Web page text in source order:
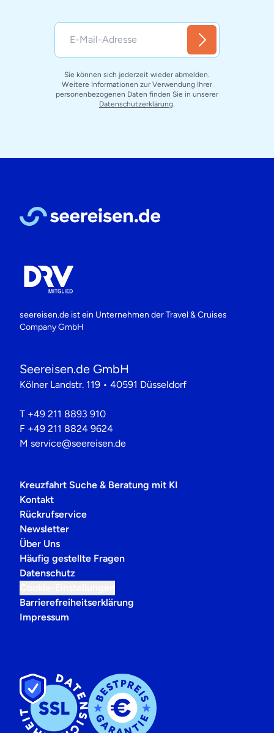
Sie können sich jederzeit wieder abmelden.
Weitere Informationen zur Verwendung Ihrer
personenbezogenen Daten finden Sie in unserer
Datenschutzerklärung
seereisen.de ist ein Unternehmen derTravel & Cruises
Company GmbH
Seereisen.de GmbH
Kölner Landstr. 119 • 40591 Düsseldorf
T +49 211 8893 910
F +49 211 8824 9624
M service@seereisen.de
Kreuzfahrt Suche & Beratung mit KI
Kontakt
Rückrufservice
Newsletter
Über Uns
Häufig gestellte Fragen
Datenschutz
Barrierefreiheitserklärung
Impressum